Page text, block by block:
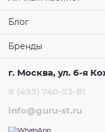
Блог
Бренды
г. Москва, ул. 6-я
8 (495) 740-53-81
info@guru-st.ru